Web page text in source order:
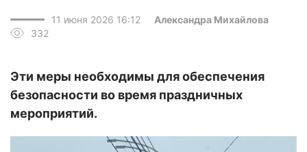
11 июня 2026 16:12
Александра Михайлова
332
Эти меры необходимы для обеспечения
безопасности во время праздничных
мероприятий.